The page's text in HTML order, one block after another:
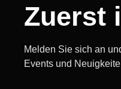
Zuerst
Melden Sie sich an
Events und